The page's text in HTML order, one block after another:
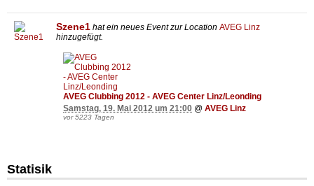
Szene1 hat ein neues Event zur Location AVEG Linz
hinzugefügt.
AVEG Clubbing 2012 - AVEG Center Linz/Leonding
Samstag, 19. Mai 2012 um 21:00 @ AVEG Linz
vor 5223 Tagen
Statisik